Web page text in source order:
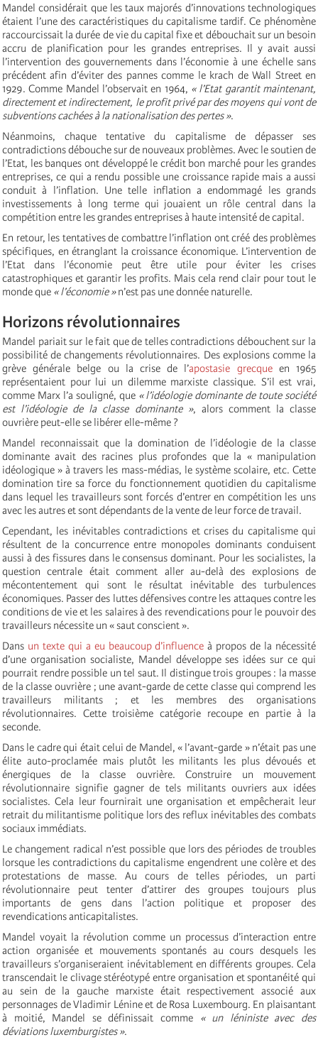
Mandel considérait que les taux majorés d’innovations technologiques
étaient l’une des caractéristiques du capitalisme tardif. Ce phénomène
raccourcissait la durée de vie du capital fixe et débouchait sur un besoin
accru de planification pour les grandes entreprises. Il y avait aussi
l’intervention des gouvernements dans l’économie à une échelle sans
précédent afin d’éviter des pannes comme le krach de Wall Street en
1929. Comme Mandel l’observait en 1964, « l’Etat garantit maintenant,
directement et indirectement, le profit privé par des moyens qui vont de
subventions cachées à la nationalisation des pertes ».
Néanmoins, chaque tentative du capitalisme de dépasser ses
contradictions débouche sur de nouveaux problèmes. Avec le soutien de
l’Etat, les banques ont développé le crédit bon marché pour les grandes
entreprises, ce qui a rendu possible une croissance rapide mais a aussi
conduit à l’inflation. Une telle inflation a endommagé les grands
investissements à long terme qui jouaient un rôle central dans la
compétition entre les grandes entreprises à haute intensité de capital.
En retour, les tentatives de combattre l’inflation ont créé des problèmes
spécifiques, en étranglant la croissance économique. L’intervention de
l’Etat dans l’économie peut être utile pour éviter les crises
catastrophiques et garantir les profits. Mais cela rend clair pour tout le
monde que « l’économie »n’est pas une donnée naturelle.
Horizons révolutionnaires
Mandel pariait sur le fait que de telles contradictions débouchent sur la
possibilité de changements révolutionnaires. Des explosions comme la
grève générale belge ou la crise de l’apostasie grecqueen 1965
représentaient pour lui un dilemme marxiste classique. S’il est vrai,
comme Marx l’a souligné, que « l’idéologie dominante de toute société
est l’idéologie de la classe dominante », alors comment la classe
ouvrière peut-elle se libérer elle-même ?
Mandel reconnaissait que la domination de l’idéologie de la classe
dominante avait des racines plus profondes que la « manipulation
idéologique » à travers les mass-médias, le système scolaire, etc. Cette
domination tire sa force du fonctionnement quotidien du capitalisme
dans lequel les travailleurs sont forcés d’entrer en compétition les uns
avec les autres et sont dépendants de la vente de leur force de travail.
Cependant, les inévitables contradictions et crises du capitalisme qui
résultent de la concurrence entre monopoles dominants conduisent
aussi à des fissures dans le consensus dominant. Pour les socialistes, la
question centrale était comment aller au-delà des explosions de
mécontentement qui sont le résultat inévitable des turbulences
économiques. Passer des luttes défensives contre les attaques contre les
conditions de vie et les salaires à des revendications pour le pouvoir des
travailleurs nécessite un « saut conscient ».
Dans un texte qui a eu beaucoup d’influence à propos de la nécessité
d’une organisation socialiste, Mandel développe ses idées sur ce qui
pourrait rendre possible un tel saut. Il distingue trois groupes : la masse
de la classe ouvrière ; une avant-garde de cette classe qui comprend les
travailleurs militants ; et les membres des organisations
révolutionnaires. Cette troisième catégorie recoupe en partie à la
seconde.
Dans le cadre qui était celui de Mandel, « l’avant-garde » n’était pas une
élite auto-proclamée mais plutôt les militants les plus dévoués et
énergiques de la classe ouvrière. Construire un mouvement
révolutionnaire signifie gagner de tels militants ouvriers aux idées
socialistes. Cela leur fournirait une organisation et empêcherait leur
retrait du militantisme politique lors des reflux inévitables des combats
sociaux immédiats.
Le changement radical n’est possible que lors des périodes de troubles
lorsque les contradictions du capitalisme engendrent une colère et des
protestations de masse. Au cours de telles périodes, un parti
révolutionnaire peut tenter d’attirer des groupes toujours plus
importants de gens dans l’action politique et proposer des
revendications anticapitalistes.
Mandel voyait la révolution comme un processus d’interaction entre
action organisée et mouvements spontanés au cours desquels les
travailleurs s’organiseraient inévitablement en différents groupes. Cela
transcendait le clivage stéréotypé entre organisation et spontanéité qui
au sein de la gauche marxiste était respectivement associé aux
personnages de Vladimir Lénine et de Rosa Luxembourg. En plaisantant
à moitié, Mandel se définissait comme « un léniniste avec des
déviations luxemburgistes ».